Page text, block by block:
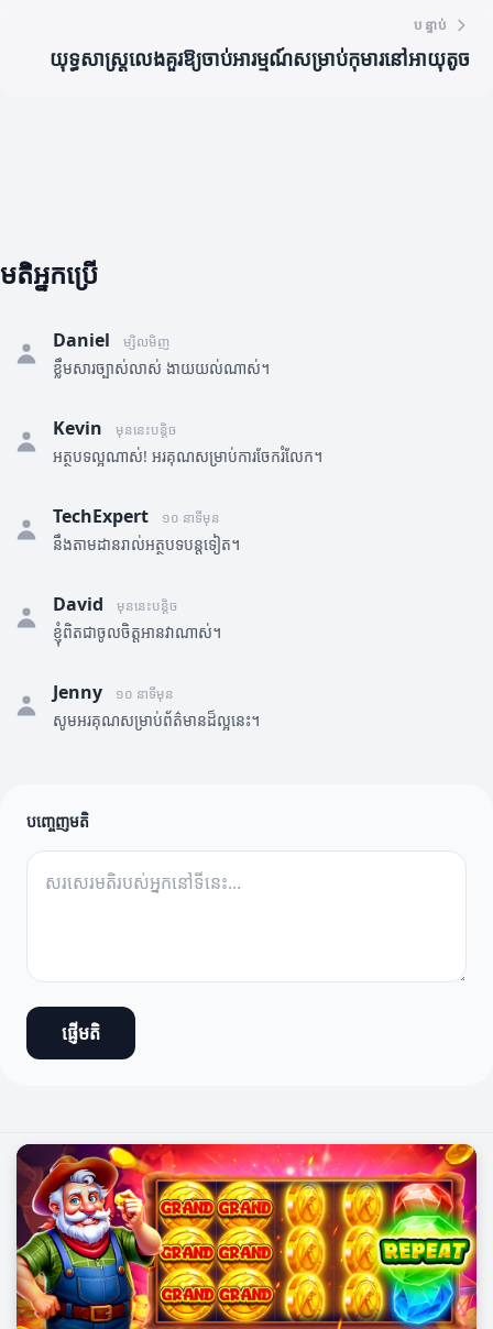
បន្ទាប់
យុទ្ធសាស្ត្រលេងគួរឱ្យចាប់អារម្មណ៍សម្រាប់កុមារនៅអាយុតូច
មតិអ្នកប្រើ
Daniel ម្សិលមិញ
ខ្លឹមសារច្បាស់លាស់ ងាយយល់ណាស់។
Kevin មុននេះបន្តិច
អត្ថបទល្អណាស់! អរគុណសម្រាប់ការចែករំលែក។
TechExpert ១០ នាទីមុន
នឹងតាមដានរាល់អត្ថបទបន្តទៀត។
David មុននេះបន្តិច
ខ្ញុំពិតជាចូលចិត្តអានវាណាស់។
Jenny ១០ នាទីមុន
សូមអរគុណសម្រាប់ព័ត៌មានដ៏ល្អនេះ។
បញ្ចេញមតិ
ផ្ញើមតិ